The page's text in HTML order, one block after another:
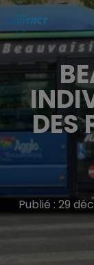
DES
Publié : 29